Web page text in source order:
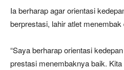
Ia berharap agar orientasi
berprestasi, lahir atlet
“Saya berharap orientasi
prestasi menembaknya baik.